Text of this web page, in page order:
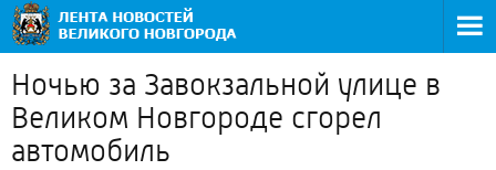
Ночью за Завокзальной улице в
Великом Новгороде сгорел
автомобиль